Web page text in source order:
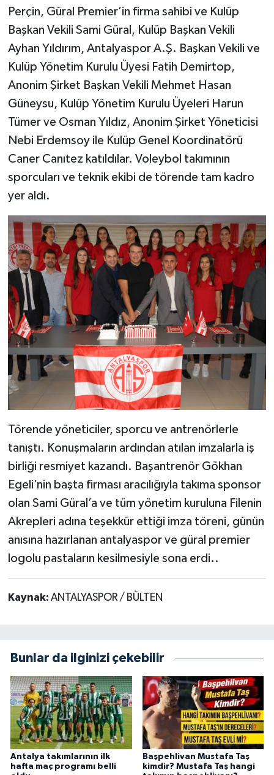
Perçin, Güral Premier’in firma sahibi ve Kulüp
Başkan Vekili Sami Güral, Kulüp Başkan Vekili
Ayhan Yıldırım, Antalyaspor A.Ş. Başkan Vekili ve
Kulüp Yönetim Kurulu Üyesi Fatih Demirtop,
Anonim Şirket Başkan Vekili Mehmet Hasan
Güneysu, Kulüp Yönetim Kurulu Üyeleri Harun
Tümer ve Osman Yıldız, Anonim Şirket Yöneticisi
Nebi Erdemsoy ile Kulüp Genel Koordinatörü
Caner Canıtez katıldılar. Voleybol takımının
sporcuları ve teknik ekibi de törende tam kadro
yer aldı.
Törende yöneticiler, sporcu ve antrenörlerle
tanıştı. Konuşmaların ardından atılan imzalarla iş
birliği resmiyet kazandı. Başantrenör Gökhan
Egeli’nin başta firması aracılığıyla takıma sponsor
olan Sami Güral’a ve tüm yönetim kuruluna Filenin
Akrepleri adına teşekkür ettiği imza töreni, günün
anısına hazırlanan antalyaspor ve güral premier
logolu pastaların kesilmesiyle sona erdi..
Kaynak: ANTALYASPOR / BÜLTEN
Bunlar da ilginizi çekebilir
Antalya takımlarının ilk
hafta maç programı belli
Başpehlivan Mustafa Taş
kimdir? Mustafa Taş hangi